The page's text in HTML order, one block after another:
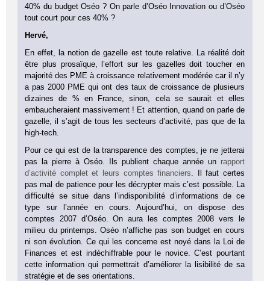
40% du budget Oséo ? On parle d’Oséo Innovation ou d’Oséo
tout court pour ces 40% ?
Hervé,
En effet, la notion de gazelle est toute relative. La réalité doit
être plus prosaïque, l’effort sur les gazelles doit toucher en
majorité des PME à croissance relativement modérée car il n’y
a pas 2000 PME qui ont des taux de croissance de plusieurs
dizaines de % en France, sinon, cela se saurait et elles
embaucheraient massivement ! Et attention, quand on parle de
gazelle, il s’agit de tous les secteurs d’activité, pas que de la
high-tech.
Pour ce qui est de la transparence des comptes, je ne jetterai
pas la pierre à Oséo. Ils publient chaque année un rapport
d’activité complet et leurs comptes financiers . Il faut certes
pas mal de patience pour les décrypter mais c’est possible. La
difficulté se situe dans l’indisponibilité d’informations de ce
type sur l’année en cours. Aujourd’hui, on dispose des
comptes 2007 d’Oséo. On aura les comptes 2008 vers le
milieu du printemps. Oséo n’affiche pas son budget en cours
ni son évolution. Ce qui les concerne est noyé dans la Loi de
Finances et est indéchiffrable pour le novice. C’est pourtant
cette information qui permettrait d’améliorer la lisibilité de sa
stratégie et de ses orientations.